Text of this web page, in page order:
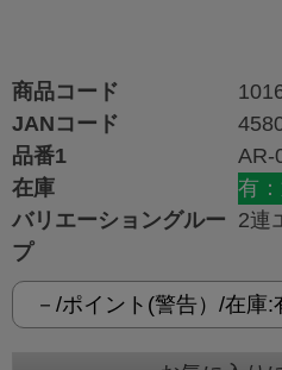
商品コード
JANコード
品番1
AR-
在庫
有
バリエーショングルー
プ
2連